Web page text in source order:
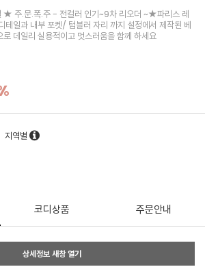
★ 주.문.폭.주 - 전컬러 인기~9차 리오더 ~★파리스 레
테일과 내부 포켓/ 텀블러 자리 까지 설정에서 제작된 베
데일리 실용적이고 멋스러움을 함께 하세요
지역별
코디상품 주문안내
상세정보 새창 열기